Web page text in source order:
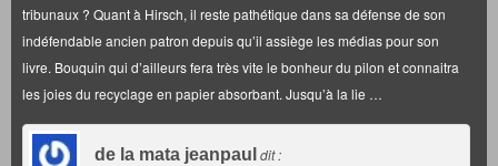
tribunaux ? Quant à Hirsch, il reste pathétique dans sa défense de son
indéfendable ancien patron depuis qu’il assiège les médias pour son
livre. Bouquin qui d’ailleurs fera très vite le bonheur du pilon et connaitra
les joies du recyclage en papier absorbant. Jusqu’à la lie …
de la mata jeanpaul dit :